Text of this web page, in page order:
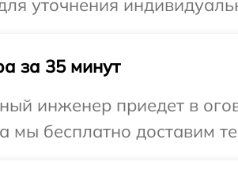
уточнения
за 35 минут
инженер приедет в
мы бесплатно доставим